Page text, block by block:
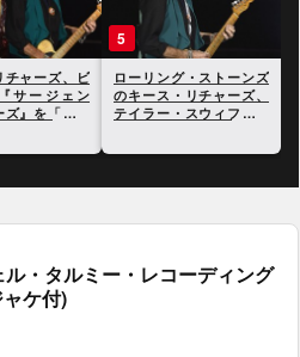
チャーズ、ポ
カートニーか
するメッセ
4
キース・リチャーズ、ビ
ートルズ『サージェン
ト・ペパーズ』を「駄作
・タルミー・レコーディング
ケ付)